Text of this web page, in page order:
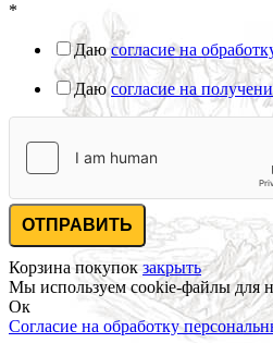
*
Даюсогласие на
Даюсогласие на
ОТПРАВИТЬ
Корзина покупок закрыть
Мы используем cookie-файлы для
Ок
Согласие на обработку